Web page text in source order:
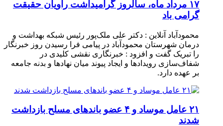
۱۷ مرداد ماه، سالروز گرامیداشت راویان حقیقت
گرامی باد
محمودآباد آنلاین : دکتر علی ملک‌پور رئیس شبکه بهداشت و
درمان شهرستان محمودآباد در پیامی فرا رسیدن روز خبرنگار
را تبریک گفت و افزود : خبرنگاری نقشی کلیدی در
شفاف‌سازی رویدادها و ایجاد پیوند میان نهادها و بدنه جامعه
بر عهده دارد.
۲۱ عامل موساد و ۴ عضو باند‌های مسلح بازداشت
شدند